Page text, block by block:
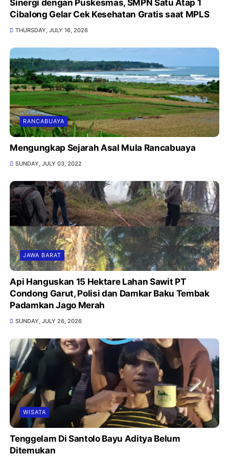
Sinergi dengan Puskesmas, SMPN Satu Atap 1
Cibalong Gelar Cek Kesehatan Gratis saat MPLS
THURSDAY, JULY 16, 2026
RANCABUAYA
Mengungkap Sejarah Asal Mula Rancabuaya
SUNDAY, JULY 03, 2022
JAWA BARAT
Api Hanguskan 15 Hektare Lahan Sawit PT
Condong Garut, Polisi dan Damkar Baku Tembak
Padamkan Jago Merah
SUNDAY, JULY 26, 2026
WISATA
Tenggelam Di Santolo Bayu Aditya Belum
Ditemukan